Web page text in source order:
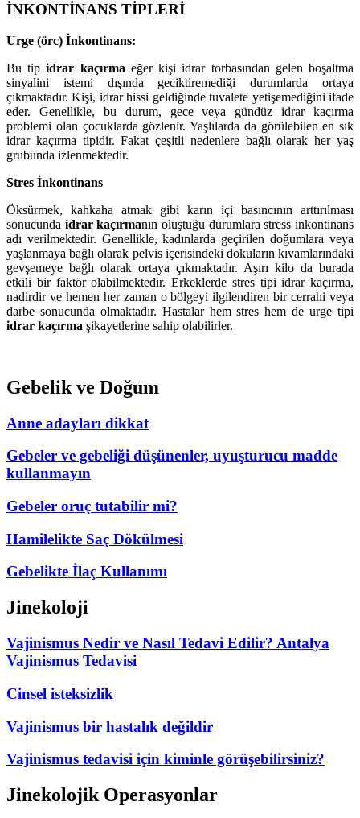
İNKONTİNANS TİPLERİ
Urge (örc) İnkontinans:
Bu tip idrar kaçırma eğer kişi idrar torbasından gelen boşaltma
sinyalini istemi dışında geciktiremediği durumlarda ortaya
çıkmaktadır. Kişi, idrar hissi geldiğinde tuvalete yetişemediğini ifade
eder. Genellikle, bu durum, gece veya gündüz idrar kaçırma
problemi olan çocuklarda gözlenir. Yaşlılarda da görülebilen en sık
idrar kaçırma tipidir. Fakat çeşitli nedenlere bağlı olarak her yaş
grubunda izlenmektedir.
Stres İnkontinans
Öksürmek, kahkaha atmak gibi karın içi basıncının arttırılması
sonucunda idrar kaçırmanın oluştuğu durumlara stress inkontinans
adı verilmektedir. Genellikle, kadınlarda geçirilen doğumlara veya
yaşlanmaya bağlı olarak pelvis içerisindeki dokuların kıvamlarındaki
gevşemeye bağlı olarak ortaya çıkmaktadır. Aşırı kilo da burada
etkili bir faktör olabilmektedir. Erkeklerde stres tipi idrar kaçırma,
nadirdir ve hemen her zaman o bölgeyi ilgilendiren bir cerrahi veya
darbe sonucunda olmaktadır. Hastalar hem stres hem de urge tipi
idrar kaçırma şikayetlerine sahip olabilirler.
Gebelik ve Doğum
Anne adayları dikkat
Gebeler ve gebeliği düşünenler, uyuşturucu madde
kullanmayın
Gebeler oruç tutabilir mi?
Hamilelikte Saç Dökülmesi
Gebelikte İlaç Kullanımı
Jinekoloji
Vajinismus Nedir ve Nasıl Tedavi Edilir? Antalya
Vajinismus Tedavisi
Cinsel isteksizlik
Vajinismus bir hastalık değildir
Vajinismus tedavisi için kiminle görüşebilirsiniz?
Jinekolojik Operasyonlar